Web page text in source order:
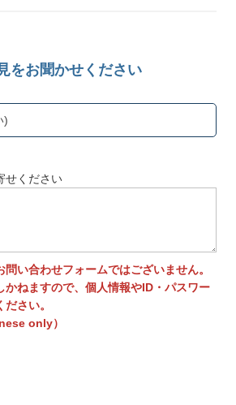
をお聞かせください
)
せください
い合わせフォームではございません。
かねますので、個人情報やID・パスワー
さい。
only）